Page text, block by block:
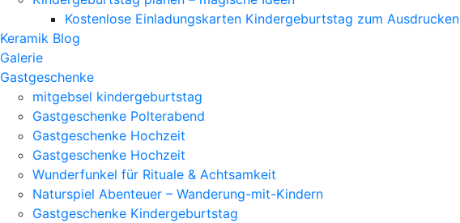
Kostenlose Einladungskarten Kindergeburtstag zum Ausdrucken
Keramik Blog
Galerie
Gastgeschenke
mitgebsel kindergeburtstag
Gastgeschenke Polterabend
Gastgeschenke Hochzeit
Gastgeschenke Hochzeit
Wunderfunkel für Rituale & Achtsamkeit
Naturspiel Abenteuer – Wanderung-mit-Kindern
Gastgeschenke Kindergeburtstag